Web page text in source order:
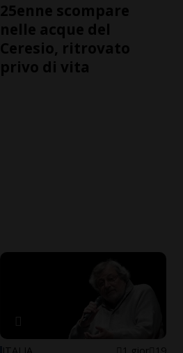
25enne scompare
nelle acque del
Ceresio, ritrovato
privo di vita